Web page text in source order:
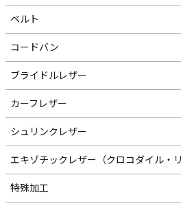
ベルト
コードバン
ブライドルレザー
カーフレザー
シュリンクレザー
エキゾチックレザー（クロコダイル・リ
特殊加工